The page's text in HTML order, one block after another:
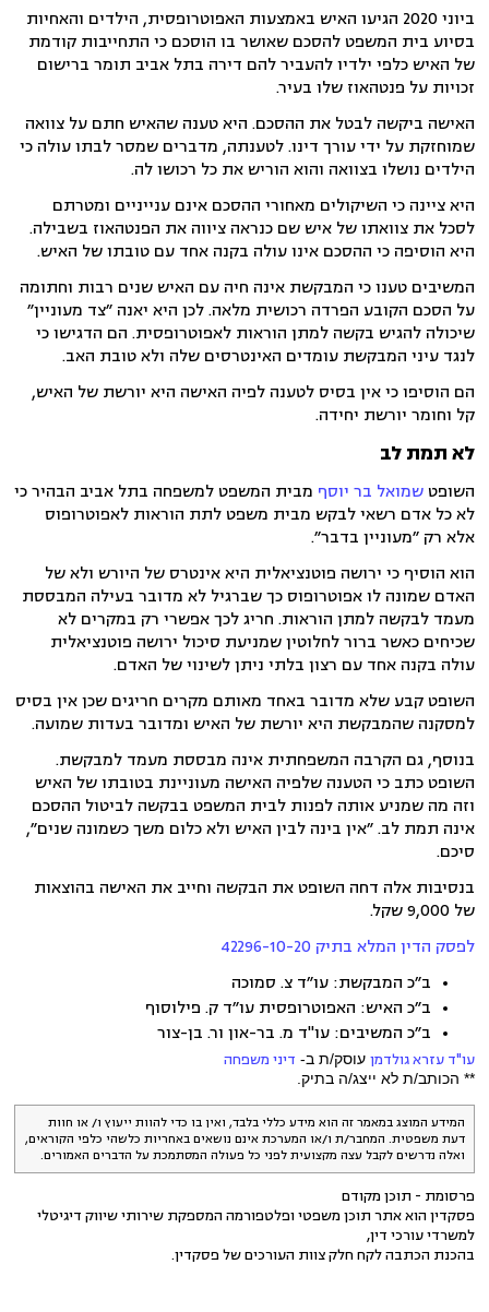
ביוני 2020 הגיעו האיש באמצעות האפוטרופסית, הילדים והאחיות
בסיוע בית המשפט להסכם שאושר בו הוסכם כי התחייבות קודמת
של האיש כלפי ילדיו להעביר להם דירה בתל אביב תומר ברישום
זכויות על פנטהאוז שלו בעיר.
האישה ביקשה לבטל את ההסכם. היא טענה שהאיש חתם על צוואה
שמוחזקת על ידי עורך דינו. לטענתה, מדברים שמסר לבתו עולה כי
הילדים נושלו בצוואה והוא הוריש את כל רכושו לה.
היא ציינה כי השיקולים מאחורי ההסכם אינם ענייניים ומטרתם
לסכל את צוואתו של איש שם כנראה ציווה את הפנטהאוז בשבילה.
היא הוסיפה כי ההסכם אינו עולה בקנה אחד עם טובתו של האיש.
המשיבים טענו כי המבקשת אינה חיה עם האיש שנים רבות וחתומה
על הסכם הקובע הפרדה רכושית מלאה. לכן היא יאנה ״צד מעוניין״
שיכולה להגיש בקשה למתן הוראות לאפוטרופסית. הם הדגישו כי
לנגד עיני המבקשת עומדים האינטרסים שלה ולא טובת האב.
הם הוסיפו כי אין בסיס לטענה לפיה האישה היא יורשת של האיש,
קל וחומר יורשת יחידה.
לא תמת לב
השופטשמואל בר יוסף מבית המשפט למשפחה בתל אביב הבהיר כי
לא כל אדם רשאי לבקש מבית משפט לתת הוראות לאפוטרופוס
אלא רק ״מעוניין בדבר״.
הוא הוסיף כי ירושה פוטנציאלית היא אינטרס של היורש ולא של
האדם שמונה לו אפוטרופוס כך שברגיל לא מדובר בעילה המבססת
מעמד לבקשה למתן הוראות. חריג לכך אפשרי רק במקרים לא
שכיחים כאשר ברור לחלוטין שמניעת סיכול ירושה פוטנציאלית
עולה בקנה אחד עם רצון בלתי ניתן לשינוי של האדם.
השופט קבע שלא מדובר באחד מאותם מקרים חריגים שכן אין בסיס
למסקנה שהמבקשת היא יורשת של האיש ומדובר בעדות שמועה.
בנוסף, גם הקרבה המשפחתית אינה מבססת מעמד למבקשת.
השופט כתב כי הטענה שלפיה האישה מעוניינת בטובתו של האיש
וזה מה שמניע אותה לפנות לבית המשפט בבקשה לביטול ההסכם
אינה תמת לב. ״אין בינה לבין האיש ולא כלום משך כשמונה שנים״,
סיכם.
בנסיבות אלה דחה השופט את הבקשה וחייב את האישה בהוצאות
של 9,000 שקל.
לפסק הדין המלא בתיק 42296-10-20
ב״כ המבקשת: עו״ד צ. סמוכה
ב״כ האיש: האפוטרופסית עו״ד ק. פילוסוף
ב״כ המשיבים: עו"ד מ. בר-און ור. בן-צור
עו"ד עזרא גולדמן עוסק/ת ב- דיני משפחה
** הכותב/ת לא ייצג/ה בתיק.
המידע המוצג במאמר זה הוא מידע כללי בלבד, ואין בו כדי להוות ייעוץ ו/ או חוות
דעת משפטית. המחבר/ת ו/או המערכת אינם נושאים באחריות כלשהי כלפי הקוראים,
ואלה נדרשים לקבל עצה מקצועית לפני כל פעולה המסתמכת על הדברים האמורים.
פרסומת - תוכן מקודם
פסקדין הוא אתר תוכן משפטי ופלטפורמה המספקת שירותי שיווק דיגיטלי
למשרדי עורכי דין,
בהכנת הכתבה לקח חלק צוות העורכים של פסקדין.